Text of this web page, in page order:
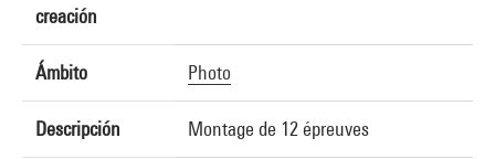
creación
Ámbito Photo
Descripción Montage de 12 épreuves